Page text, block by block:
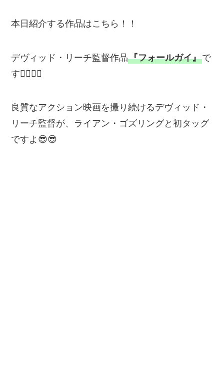
本日紹介する作品はこちら！！
デヴィッド・リーチ監督作品『フォールガイ』で
す💁‍♂️💁‍♂️
良質なアクション映画を撮り続けるデヴィッド・
リーチ監督が、ライアン・ゴズリングと初タッグ
ですよ😎😎